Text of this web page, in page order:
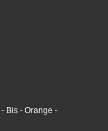
- Bis - Orange -